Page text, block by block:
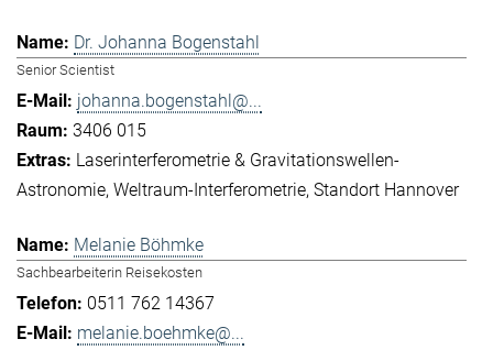
Dr. Johanna Bogenstahl
Senior Scientist
johanna.bogenstahl@...
3406 015
Laserinterferometrie & Gravitationswellen-
Astronomie Weltraum-Interferometrie Standort Hannover
Melanie Böhmke
Sachbearbeiterin Reisekosten
0511 762 14367
melanie.boehmke@...